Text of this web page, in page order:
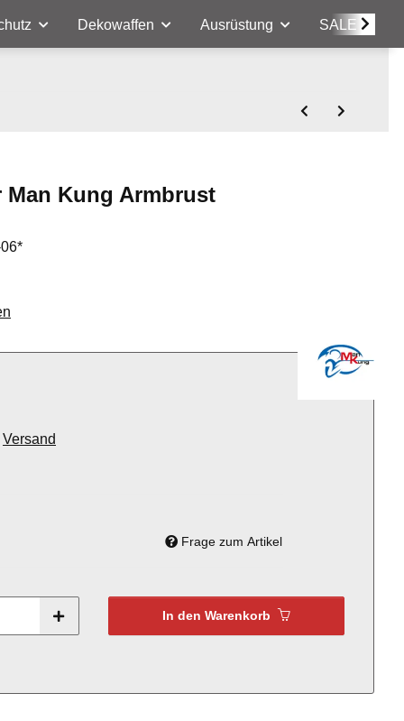
Dekowaffen Ausrüstung SALE
Kung Armbrust
Versand
Frage zum Artikel
In den Warenkorb